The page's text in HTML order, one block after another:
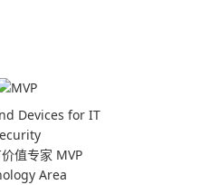
Devices for IT
值专家 MVP
Area